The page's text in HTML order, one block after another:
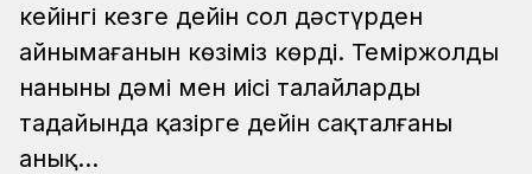
кейінгі кезге дейін сол дәстүрден
айнымағанын көзіміз көрді. Теміржолдың
нанының дәмі мен иісі талайлардың
таңдайында қазірге дейін сақталғаны
анық...